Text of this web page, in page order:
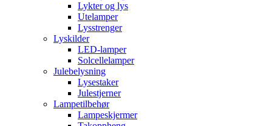
Lykter og lys
Utelamper
Lysstrenger
Lyskilder
LED-lamper
Solcellelamper
Julebelysning
Lysestaker
Julestjerner
Lampetilbehør
Lampeskjermer